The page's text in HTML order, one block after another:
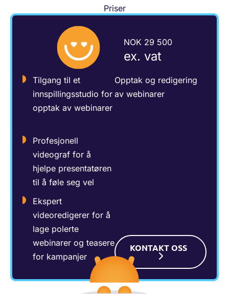
Priser
NOK 29 500
ex. vat
Opptak og redigering
av webinarer
KONTAKT OSS
Tilgang til et
innspillingsstudio for
opptak av webinarer
Profesjonell
videograf for å
hjelpe presentatøren
til å føle seg vel
Ekspert
videoredigerer for å
lage polerte
webinarer og teasere
for kampanjer​